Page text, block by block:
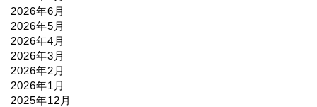
2026年6月
2026年5月
2026年4月
2026年3月
2026年2月
2026年1月
2025年12月